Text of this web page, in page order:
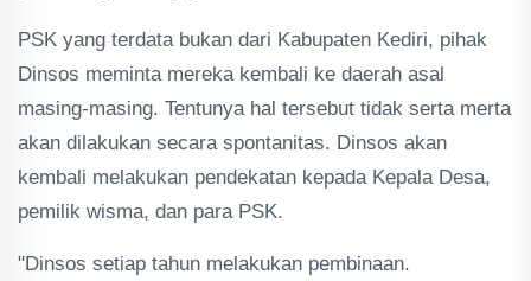
PSK yang terdata bukan dari Kabupaten Kediri, pihak
Dinsos meminta mereka kembali ke daerah asal
masing-masing. Tentunya hal tersebut tidak serta merta
akan dilakukan secara spontanitas. Dinsos akan
kembali melakukan pendekatan kepada Kepala Desa,
pemilik wisma, dan para PSK.
"Dinsos setiap tahun melakukan pembinaan.